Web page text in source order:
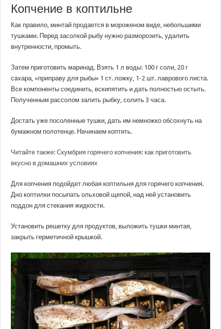
Копчение в коптильне
Как правило, минтай продается в мороженом виде, небольшими
тушками. Перед засолкой рыбу нужно разморозить, удалить
внутренности, промыть.
Затем приготовить маринад. Взять 1 л воды: 100 г соли, 20 г
сахара, «приправу для рыбы» 1 ст. ложку, 1-2 шт. лаврового листа.
Все компоненты соединить, вскипятить и дать полностью остыть.
Полученным рассолом залить рыбку, солить 3 часа.
Достать уже посоленные тушки, дать им немножко обсохнуть на
бумажном полотенце. Начинаем коптить.
Читайте также: Скумбрия горячего копчения: как приготовить
вкусно в домашних условиях
Для копчения подойдет любая коптильня для горячего копчения.
Дно коптилки посыпать ольховой щепой, над ней установить
поддон для стекания жидкости.
Установить решетку для продуктов, выложить тушки минтая,
закрыть герметичной крышкой.